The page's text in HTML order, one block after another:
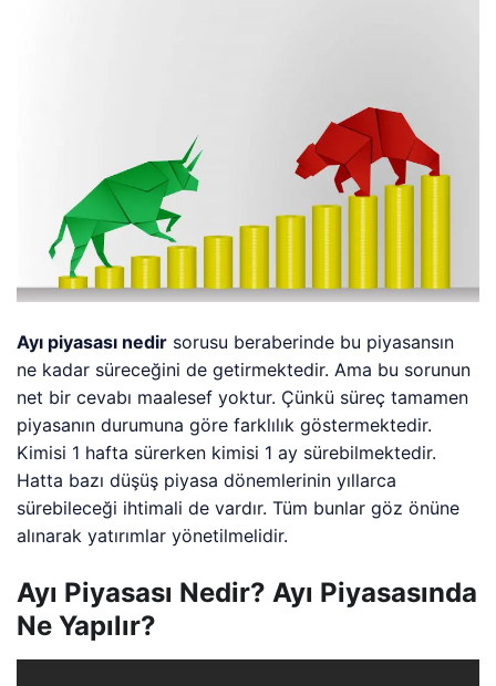
Ayı piyasası nedir sorusu beraberinde bu piyasansın
ne kadar süreceğini de getirmektedir. Ama bu sorunun
net bir cevabı maalesef yoktur. Çünkü süreç tamamen
piyasanın durumuna göre farklılık göstermektedir.
Kimisi 1 hafta sürerken kimisi 1 ay sürebilmektedir.
Hatta bazı düşüş piyasa dönemlerinin yıllarca
sürebileceği ihtimali de vardır. Tüm bunlar göz önüne
alınarak yatırımlar yönetilmelidir.
Ayı Piyasası Nedir? Ayı Piyasasında
Ne Yapılır?